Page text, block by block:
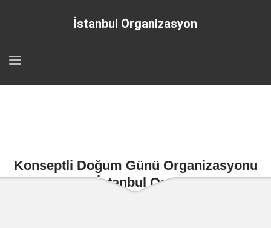
İstanbul Organizasyon
Konseptli Doğum Günü Organizasyonu
Dj Temini İstanbul Organizasyon